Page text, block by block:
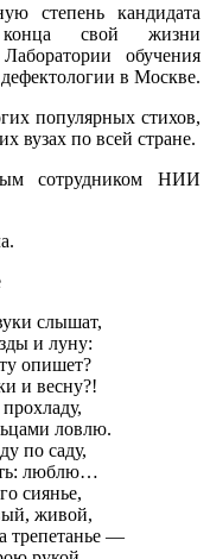
степень кандидата
свой жизни
обучения
в Москве.
популярных стихов,
вузах по всей стране.
сотрудником НИИ
слышат,
и луну:
опишет?
и весну?!
ловлю.
по саду,
люблю…
сиянье,
живой,
трепетанье —